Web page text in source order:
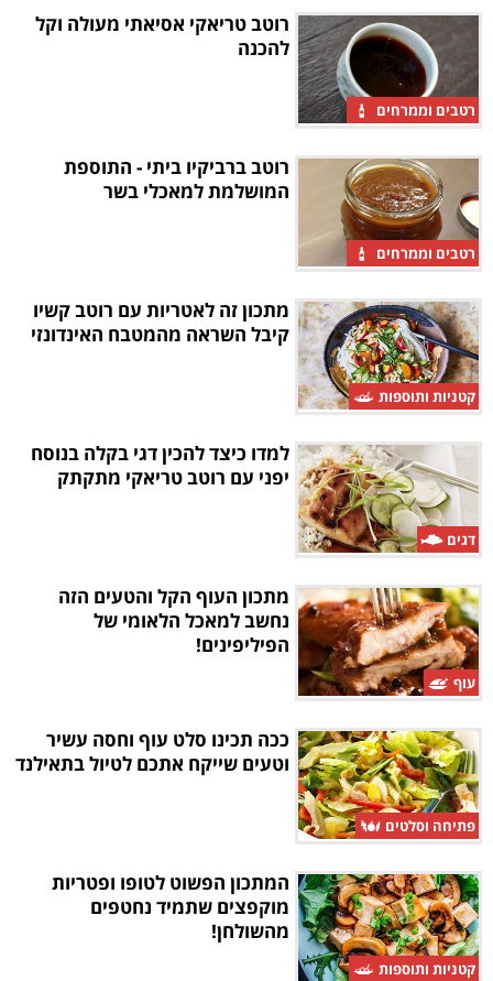
רטבים וממרחים
רוטב טריאקי אסיאתי מעולה וקל
להכנה
רטבים וממרחים
רוטב ברביקיו ביתי - התוספת
המושלמת למאכלי בשר
קטניות ותוספות
מתכון זה לאטריות עם רוטב קשיו
קיבל השראה מהמטבח האינדונזי
דגים
למדו כיצד להכין דגי בקלה בנוסח
יפני עם רוטב טריאקי מתקתק
עוף
מתכון העוף הקל והטעים הזה
נחשב למאכל הלאומי של
הפיליפינים!
פתיחה וסלטים
ככה תכינו סלט עוף וחסה עשיר
וטעים שייקח אתכם לטיול בתאילנד
קטניות ותוספות
המתכון הפשוט לטופו ופטריות
מוקפצים שתמיד נחטפים
מהשולחן!